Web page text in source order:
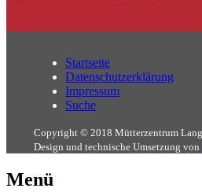
Startseite
Datenschutzerklärung
Impressum
Suche
Copyright © 2018 Mütterzentrum
Design und technische Umsetzung von
Menü